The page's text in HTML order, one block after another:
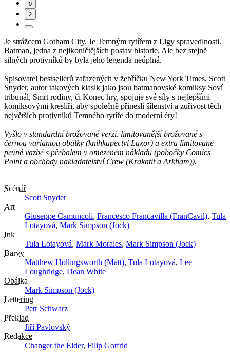
0
2
Je strážcem Gotham City. Je Temným rytířem z Ligy spravedlnosti.
Batman, jedna z nejikoničtějších postav historie. Ale bez stejně
silných protivníků by byla jeho legenda neúplná.
Spisovatel bestsellerů zařazených v žebříčku New York Times, Scott
Snyder, autor takových klasik jako jsou batmanovské komiksy Soví
tribunál, Smrt rodiny, či Konec hry, spojuje své síly s nejlepšími
komiksovými kreslíři, aby společně přinesli šílenství a zuřivost těch
největších protivníků Temného rytíře do moderní éry!
Vyšlo v standardní brožované verzi, limitovanější brožované s
černou variantou obálky (knihkupectví Luxor) a extra limitované
pevné vazbě s přebalem v omezeném nákladu (pobočky Comics
Point a obchody nakladatelství Crew (Krakatit a Arkham)).
Scénář
Scott Snyder
Art
Giuseppe Camuncoli, Francesco Francavilla (FranCavil), Tula
Lotayová, Mark Simpson (Jock)
Ink
Tula Lotayová, Mark Morales, Mark Simpson (Jock)
Barvy
Matthew Hollingsworth (Matt), Tula Lotayová, Lee
Loughridge, Dean White
Obálka
Mark Simpson (Jock)
Lettering
Petr Schwarz
Překlad
Jiří Pavlovský
Redakce
Changer the Elder, Filip Gotfrid